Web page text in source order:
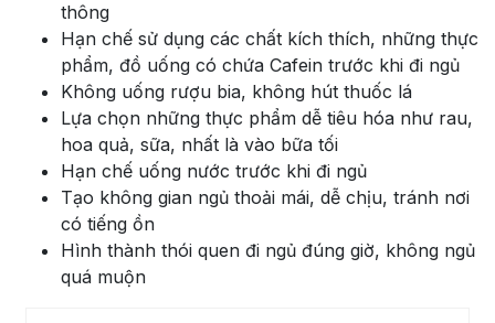
thông
Hạn chế sử dụng các chất kích thích, những thực
phẩm, đồ uống có chứa Cafein trước khi đi ngủ
Không uống rượu bia, không hút thuốc lá
Lựa chọn những thực phẩm dễ tiêu hóa như rau,
hoa quả, sữa, nhất là vào bữa tối
Hạn chế uống nước trước khi đi ngủ
Tạo không gian ngủ thoải mái, dễ chịu, tránh nơi
có tiếng ồn
Hình thành thói quen đi ngủ đúng giờ, không ngủ
quá muộn